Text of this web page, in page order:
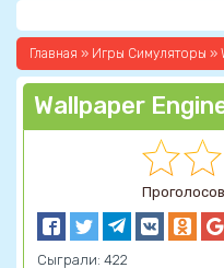
Главная » Игры Симуляторы »
Wallpaper
Сыграли: 422